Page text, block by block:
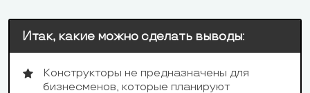
Итак, какие можно сделать выводы:
Конструкторы не предназначены для
бизнесменов, которые планируют